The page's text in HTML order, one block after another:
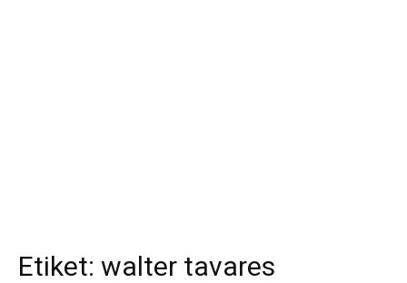
Etiket: walter tavares